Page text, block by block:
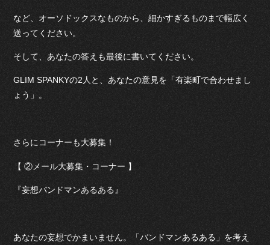
など、オーソドックスなものから、細かすぎるものまで幅広く
送ってください。
そして、あなたの答えも最後に書いてください。
GLIM SPANKYの2人と、あなたの意見を「有楽町で合わせまし
ょう」。
さらにコーナーも大募集！
【 ②メール大募集・コーナー 】
『妄想バンドマンあるある』
あなたの妄想でかまいません。「バンドマンあるある」を考え